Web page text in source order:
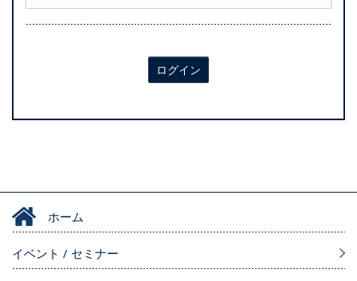
ログイン
ホーム
イベント / セミナー